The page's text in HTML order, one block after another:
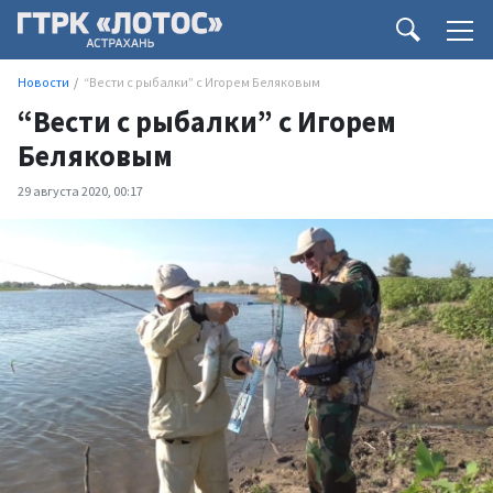
Новости “Вести с рыбалки” с Игорем Беляковым
“Вести с рыбалки” с Игорем
Беляковым
29 августа 2020, 00:17